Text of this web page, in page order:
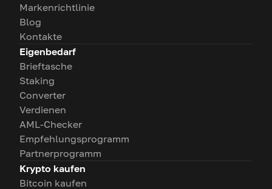
Markenrichtlinie
Blog
Kontakte
Eigenbedarf
Brieftasche
Staking
Converter
Verdienen
AML-Checker
Empfehlungsprogramm
Partnerprogramm
Krypto kaufen
Bitcoin kaufen